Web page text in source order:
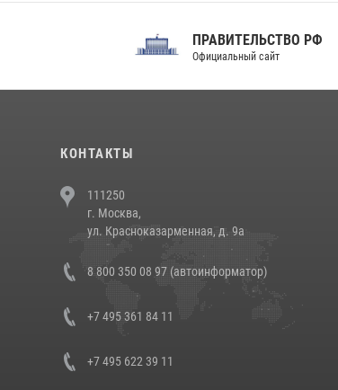
ПРАВИТЕЛЬСТВО РФ
Официальный сайт
КОНТАКТЫ
111250
г. Москва,
ул. Красноказарменная, д. 9а
8 800 350 08 97 (автоинформатор)
+7 495 361 84 11
+7 495 622 39 11